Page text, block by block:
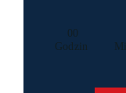
00
Godzin